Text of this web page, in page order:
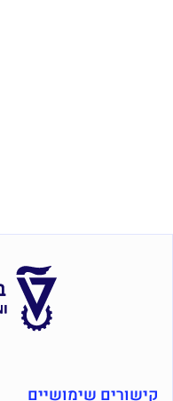
קישורים שימושיים